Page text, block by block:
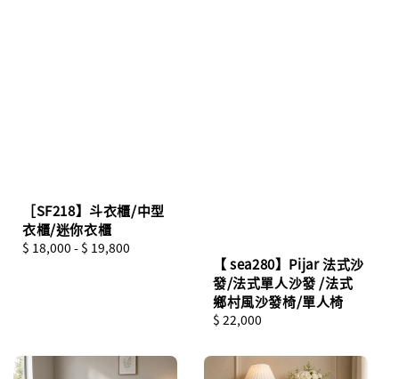
［SF218】斗衣櫃/中型
衣櫃/迷你衣櫃
Regular
$ 18,000 - $ 19,800
【 sea280】Pijar 法式沙
發/法式單人沙發 /法式
鄉村風沙發椅/單人椅
Regular
$ 22,000